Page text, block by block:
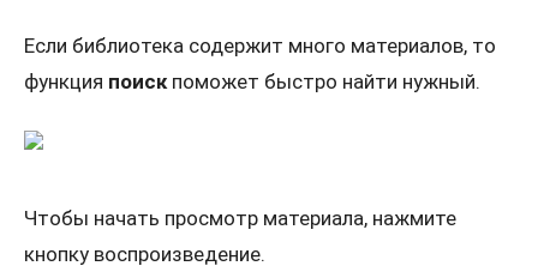
Если библиотека содержит много материалов, то
функция поискпоможет быстро найти нужный.
Чтобы начать просмотр материала, нажмите
кнопку воспроизведение.